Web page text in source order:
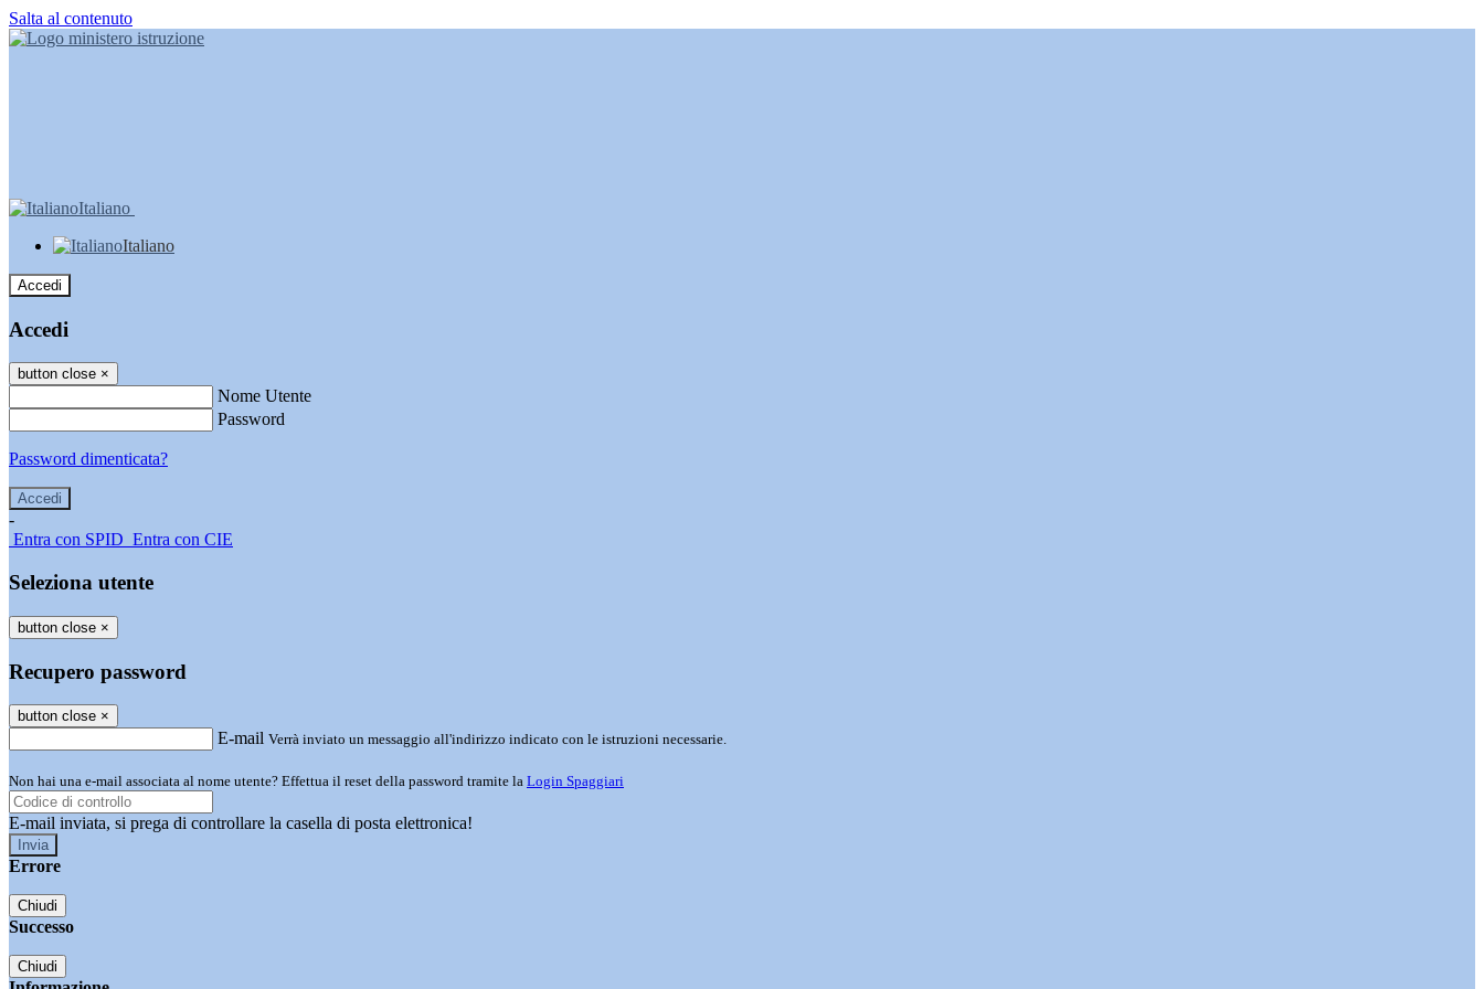
Salta al contenuto
Italiano
Italiano
Accedi
Accedi
button close ×
Nome Utente
Password
Password dimenticata?
-
Entra con SPID Entra con CIE
Seleziona utente
button close ×
Recupero password
button close ×
E-mail Verrà inviato un messaggio all'indirizzo indicato con le istruzioni necessarie.
Non hai una e-mail associata al nome utente? Effettua il reset della password tramite la Login Spaggiari
E-mail inviata, si prega di controllare la casella di posta elettronica!
Errore
Chiudi
Successo
Chiudi